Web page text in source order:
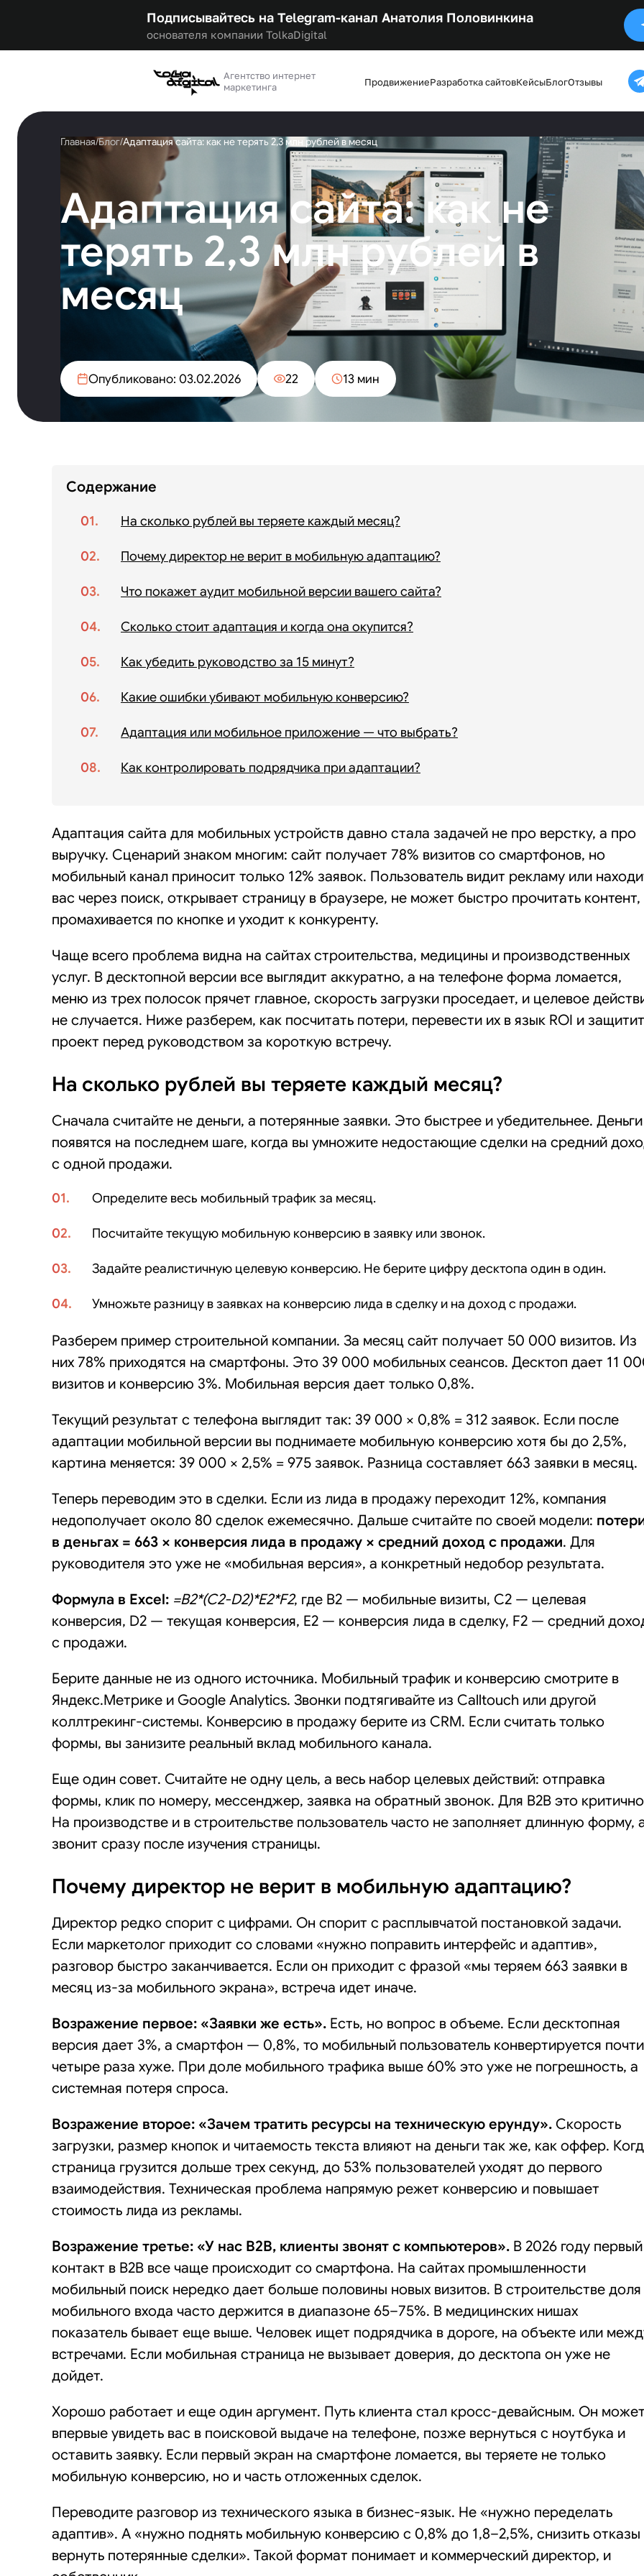
Подписывайтесь на Telegram-канал Анатолия Половинкина
основателя компании TolkaDigital
Агентство интернет
маркетинга
ПродвижениеРазработка сайтовКейсыБлогОтзывы
Главная/Блог/Адаптация сайта: как не терять 2,3 млн рублей в месяц
Адаптация сайта: как не
терять 2,3 млн рублей в
месяц
Опубликовано: 03.02.2026 22 13 мин
Содержание
На сколько рублей вы теряете каждый месяц?
Почему директор не верит в мобильную адаптацию?
Что покажет аудит мобильной версии вашего сайта?
Сколько стоит адаптация и когда она окупится?
Как убедить руководство за 15 минут?
Какие ошибки убивают мобильную конверсию?
Адаптация или мобильное приложение — что выбрать?
Как контролировать подрядчика при адаптации?
Адаптация сайта для мобильных устройств давно стала задачей не про верстку, а про
выручку. Сценарий знаком многим: сайт получает 78% визитов со смартфонов, но
мобильный канал приносит только 12% заявок. Пользователь видит рекламу или
вас через поиск, открывает страницу в браузере, не может быстро прочитать контент,
промахивается по кнопке и уходит к конкуренту.
Чаще всего проблема видна на сайтах строительства, медицины и производственных
услуг. В десктопной версии все выглядит аккуратно, а на телефоне форма ломается,
меню из трех полосок прячет главное, скорость загрузки проседает, и целевое
не случается. Ниже разберем, как посчитать потери, перевести их в язык ROI и
проект перед руководством за короткую встречу.
На сколько рублей вы теряете каждый месяц?
Сначала считайте не деньги, а потерянные заявки. Это быстрее и убедительнее. Деньги
появятся на последнем шаге, когда вы умножите недостающие сделки на средний
с одной продажи.
Определите весь мобильный трафик за месяц.
Посчитайте текущую мобильную конверсию в заявку или звонок.
Задайте реалистичную целевую конверсию. Не берите цифру десктопа один в один.
Умножьте разницу в заявках на конверсию лида в сделку и на доход с продажи.
Разберем пример строительной компании. За месяц сайт получает 50 000 визитов. Из
них 78% приходятся на смартфоны. Это 39 000 мобильных сеансов. Десктоп дает 11
визитов и конверсию 3%. Мобильная версия дает только 0,8%.
Текущий результат с телефона выглядит так: 39 000 × 0,8% = 312 заявок. Если после
адаптации мобильной версии вы поднимаете мобильную конверсию хотя бы до 2,5%,
картина меняется: 39 000 × 2,5% = 975 заявок. Разница составляет 663 заявки в месяц.
Теперь переводим это в сделки. Если из лида в продажу переходит 12%, компания
недополучает около 80 сделок ежемесячно. Дальше считайте по своей модели:
в деньгах = 663 × конверсия лида в продажу × средний доход с продажи. Для
руководителя это уже не «мобильная версия», а конкретный недобор результата.
Формула в Excel: =B2*(C2-D2)*E2*F2, где B2 — мобильные визиты, C2 — целевая
конверсия, D2 — текущая конверсия, E2 — конверсия лида в сделку, F2 — средний
с продажи.
Берите данные не из одного источника. Мобильный трафик и конверсию смотрите в
Яндекс.Метрике и Google Analytics. Звонки подтягивайте из Calltouch или другой
коллтрекинг-системы. Конверсию в продажу берите из CRM. Если считать только
формы, вы занизите реальный вклад мобильного канала.
Еще один совет. Считайте не одну цель, а весь набор целевых действий: отправка
формы, клик по номеру, мессенджер, заявка на обратный звонок. Для B2B это
На производстве и в строительстве пользователь часто не заполняет длинную форму,
звонит сразу после изучения страницы.
Почему директор не верит в мобильную адаптацию?
Директор редко спорит с цифрами. Он спорит с расплывчатой постановкой задачи.
Если маркетолог приходит со словами «нужно поправить интерфейс и адаптив»,
разговор быстро заканчивается. Если он приходит с фразой «мы теряем 663 заявки в
месяц из-за мобильного экрана», встреча идет иначе.
Возражение первое: «Заявки же есть». Есть, но вопрос в объеме. Если десктопная
версия дает 3%, а смартфон — 0,8%, то мобильный пользователь конвертируется
четыре раза хуже. При доле мобильного трафика выше 60% это уже не погрешность, а
системная потеря спроса.
Возражение второе: «Зачем тратить ресурсы на техническую ерунду». Скорость
загрузки, размер кнопок и читаемость текста влияют на деньги так же, как оффер.
страница грузится дольше трех секунд, до 53% пользователей уходят до первого
взаимодействия. Техническая проблема напрямую режет конверсию и повышает
стоимость лида из рекламы.
Возражение третье: «У нас B2B, клиенты звонят с компьютеров». В 2026 году первый
контакт в B2B все чаще происходит со смартфона. На сайтах промышленности
мобильный поиск нередко дает больше половины новых визитов. В строительстве доля
мобильного входа часто держится в диапазоне 65–75%. В медицинских нишах
показатель бывает еще выше. Человек ищет подрядчика в дороге, на объекте или
встречами. Если мобильная страница не вызывает доверия, до десктопа он уже не
дойдет.
Хорошо работает и еще один аргумент. Путь клиента стал кросс-девайсным. Он
впервые увидеть вас в поисковой выдаче на телефоне, позже вернуться с ноутбука и
оставить заявку. Если первый экран на смартфоне ломается, вы теряете не только
мобильную конверсию, но и часть отложенных сделок.
Переводите разговор из технического языка в бизнес-язык. Не «нужно переделать
адаптив». А «нужно поднять мобильную конверсию с 0,8% до 1,8–2,5%, снизить отказы
вернуть потерянные сделки». Такой формат понимает и коммерческий директор, и